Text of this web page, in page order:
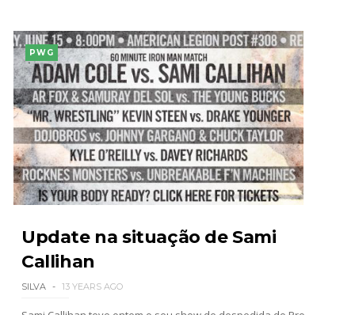
PWG
Update na situação de Sami
Callihan
SILVA 13 YEARS AGO